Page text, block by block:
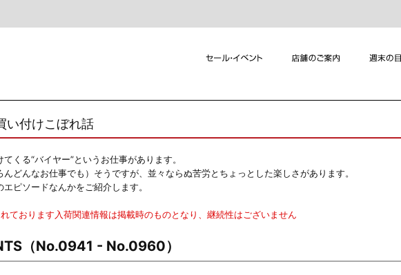
い付けこぼれ話
くる“バイヤー”というお仕事があります。
んどんなお仕事でも）そうですが、並々ならぬ苦労とちょっとした楽しさがあります。
ピソードなんかをご紹介します。
ております入荷関連情報は掲載時のものとなり、継続性はございません
（No.0941 - No.0960）